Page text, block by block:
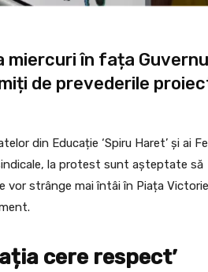
în fața
de prevederile
din Educație ‘Spiru Haret’ și ai
la protest sunt așteptate să
vor strânge mai întâi în Piața
cere respect’